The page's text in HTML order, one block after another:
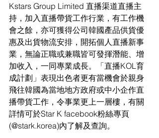
Kstars Group Limited 直播渠道直播主
持，加入直播帶貨工作行業，有工作機
會之餘，亦可獲得公司韓國產品供貨優
惠及出貨物流安排，開拓個人直播新事
業，無論正職或兼職皆可發揮潛能、增
加收入，一同專業成長。「直播KOL育
成計劃」表現出色者更有當機會於親身
飛往韓國為當地地方政府或中小企作直
播帶貨工作，令事業更上一層樓，有關
詳情可於Star K facebook粉絲專頁
(@stark.korea)內了解及查詢。